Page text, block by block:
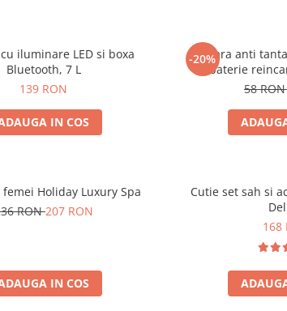
iluminare LED si boxa
Bluetooth, 7 L
139 RON
IN COS
-20%
Bratara anti
baterie
58
femei Holiday Luxury Spa
RON207 RON
IN COS
Cutie set sah si
168